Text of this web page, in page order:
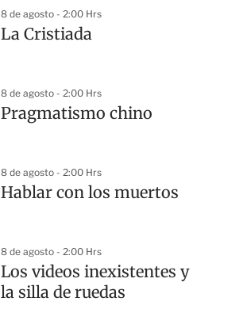
8 de agosto - 2:00 Hrs
La Cristiada
8 de agosto - 2:00 Hrs
Pragmatismo chino
8 de agosto - 2:00 Hrs
Hablar con los muertos
8 de agosto - 2:00 Hrs
Los videos inexistentes y
la silla de ruedas